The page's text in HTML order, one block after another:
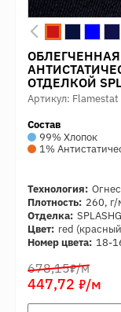
ОТДЕЛКОЙ
Артикул: Flamestat
Состав
99% Хлопок
1%
Технология:
Плотность: 260, г/
Отделка:
Цвет: red
Номер цвета: 18-
447,72 7/м
678,157/м